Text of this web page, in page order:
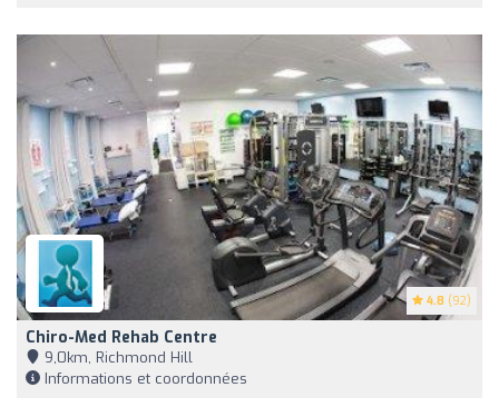
4.8 (92)
Chiro-Med Rehab Centre
9,0km, Richmond Hill
Informations et coordonnées